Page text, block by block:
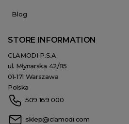
Blog
STORE INFORMATION
CLAMODI P.S.A.
ul. Młynarska 42/115
01-171 Warszawa
Polska
509 169 000
sklep@clamodi.com